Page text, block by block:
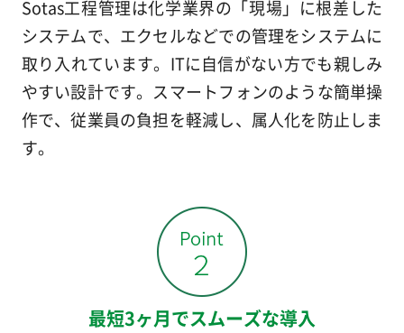
Sotas工程管理は化学業界の「現場」に根差した
システムで、エクセルなどでの管理をシステムに
取り入れています。ITに自信がない方でも親しみ
やすい設計です。スマートフォンのような簡単操
作で、従業員の負担を軽減し、属人化を防止しま
す。
最短3ヶ月でスムーズな導入